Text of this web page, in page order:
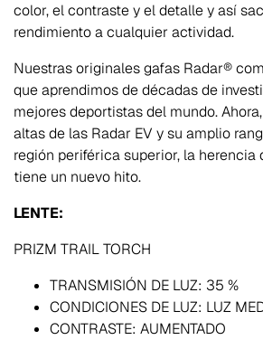
color, el contraste y el detalle y así
rendimiento a cualquier actividad.
Nuestras originales gafas Radar®
que aprendimos de décadas de
mejores deportistas del mundo.
altas de las Radar EV y su amplio
región periférica superior, la herencia
tiene un nuevo hito.
LENTE:
PRIZM TRAIL TORCH
TRANSMISIÓN DE LUZ: 35 %
CONDICIONES DE LUZ: LUZ
CONTRASTE: AUMENTADO